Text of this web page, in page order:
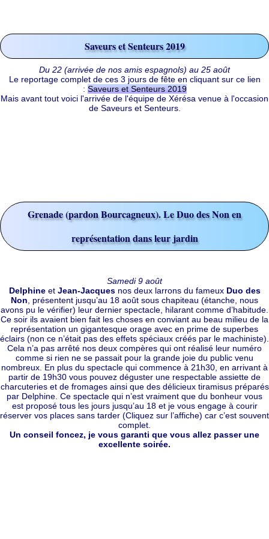
Saveurs et Senteurs 2019
Du 22 (arrivée de nos amis espagnols) au 25 août
Le reportage complet de ces 3 jours de fête en cliquant sur ce lien
: Saveurs et Senteurs 2019
Mais avant tout voici l'arrivée de l'équipe de Xérésa venue à l'occasion
de Saveurs et Senteurs.
Grenade (pardon Bourcagneux). Le Duo des Non en
représentation dans leur jardin
Samedi 9 août
Delphineet Jean-Jacquesnos deux larrons du fameux Duo des
Non , présentent jusqu’au 18 août sous chapiteau (étanche, nous
avons pu le vérifier) leur dernier spectacle, hilarant comme d’habitude.
Ce soir ils avaient bien fait les choses en conviant au beau milieu de la
représentation un gigantesque orage avec en prime de superbes
éclairs (non ce n’était pas des effets spéciaux créés par le machiniste).
Cela n’a pas arrêté nos deux compères qui ont réalisé leur numéro
comme si rien ne se passait pour la grande joie du public venu
nombreux. En plus du spectacle qui commence à 21h30, en arrivant à
partir de 19h30 vous pouvez déguster une respectable assiette de
charcuteries et de fromages ainsi que des délicieux tiramisus préparés
par Delphine. Ce spectacle qui n’est vraiment que du bonheur vous
est proposé tous les jours jusqu’au 18 et je vous engage à courir
réserver vos places sans tarder (Cliquez sur l’affiche) car c’est souvent
complet.
Un conseil foncez, je vous garanti que vous allez passer une
excellente soirée.